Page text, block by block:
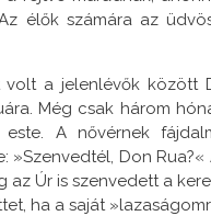
élők számára az
a jelenlévők között
Még csak három
A nővérnek
»Szenvedtél, Don
az Úr is szenvedett a
ha a saját